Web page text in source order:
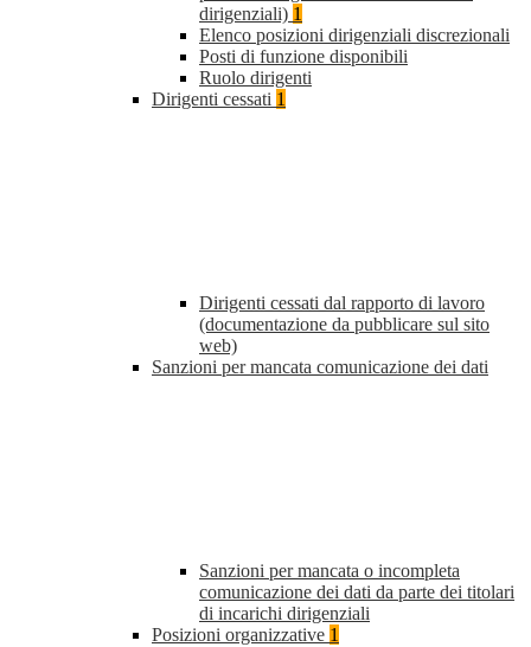
dirigenziali) 1
Elenco posizioni dirigenziali discrezionali
Posti di funzione disponibili
Ruolo dirigenti
Dirigenti cessati 1
Dirigenti cessati dal rapporto di lavoro
(documentazione da pubblicare sul sito
web)
Sanzioni per mancata comunicazione dei dati
Sanzioni per mancata o incompleta
comunicazione dei dati da parte dei titolari
di incarichi dirigenziali
Posizioni organizzative 1